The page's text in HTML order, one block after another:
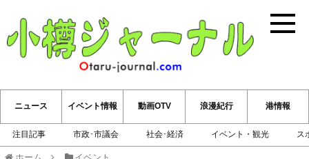
小樽ジ
ニュース
注目記事 市政･市議会 社会･経済 イベント・観光 ス
イベント情報 動画OTV 浪漫紀行 港情報